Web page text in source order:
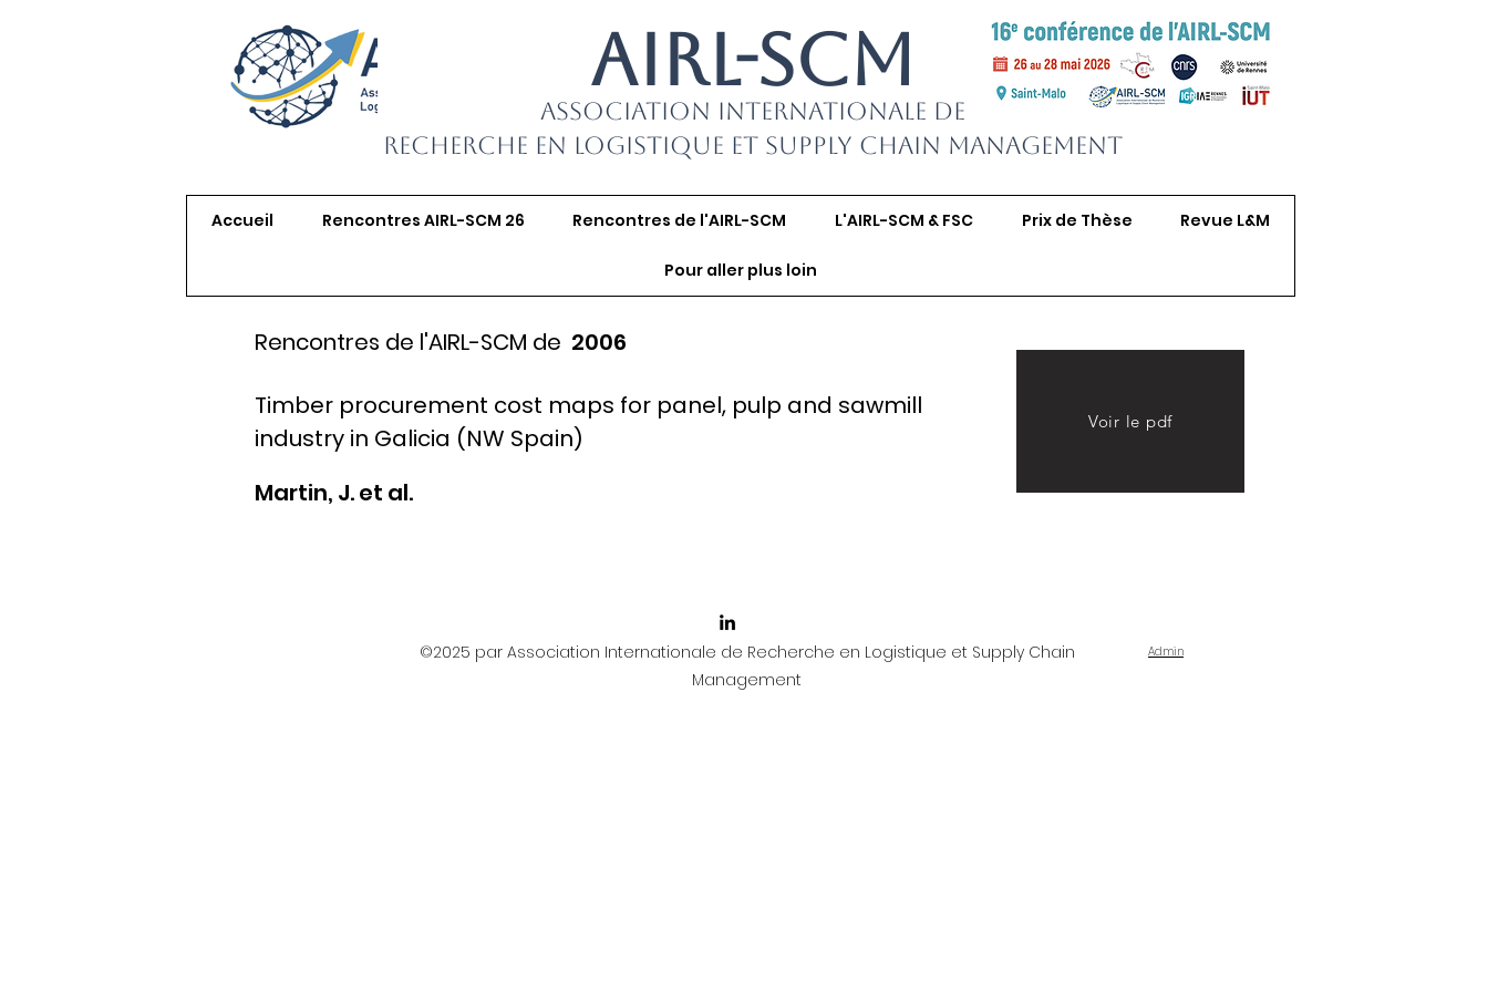
AIRL-SCM
Association Internationale de
Recherche en Logistique et Supply Chain Management
Accueil Rencontres AIRL-SCM 26 Rencontres de l'AIRL-SCM L'AIRL-SCM & FSC Prix de Thèse Revue L&M
Pour aller plus loin
Rencontres de l'AIRL-SCM de 2006
Timber procurement cost maps for panel, pulp and sawmill
industry in Galicia (NW Spain)
Martin, J. et al.
Voir le pdf
©2025 par Association Internationale de Recherche en Logistique et Supply Chain
Management
Admin